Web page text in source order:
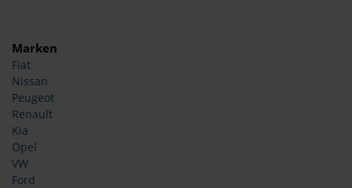
Marken
Fiat
Nissan
Peugeot
Renault
Kia
Opel
VW
Ford